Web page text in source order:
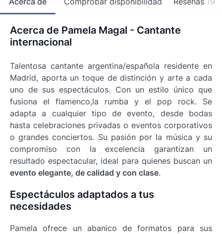
Acerca de Pamela Magal - Cantante
internacional
Talentosa cantante argentina/española residente en
Madrid, aporta un toque de distinción y arte a cada
uno de sus espectáculos. Con un estilo único que
fusiona el flamenco,la rumba y el pop rock. Se
adapta a cualquier tipo de evento, desde bodas
hasta celebraciones privadas o eventos corporativos
o grandes conciertos. Su pasión por la música y su
compromiso con la excelencia garantizan un
resultado espectacular, ideal para quienes buscan un
evento elegante, de calidad y con clase.
Espectáculos adaptados a tus
necesidades
Pamela ofrece un abanico de formatos para sus